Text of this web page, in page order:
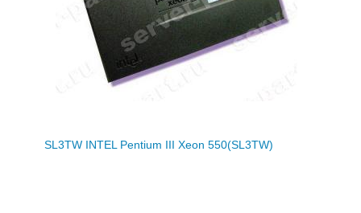
SL3TW INTEL Pentium III Xeon 550(SL3TW)